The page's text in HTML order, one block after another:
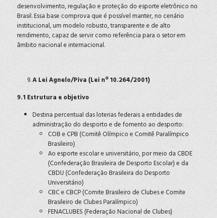
desenvolvimento, regulação e proteção do esporte eletrônico no
Brasil. Essa base comprova que é possível manter, no cenário
institucional, um modelo robusto, transparente e de alto
rendimento, capaz de servir como referência para o setor em
âmbito nacional e internacional.
A Lei Agnelo/Piva (Lei nº 10.264/2001)
9.1 Estrutura e objetivo
Destina percentual das loterias federais a entidades de
administração do desporto e de fomento ao desporto:
COB e CPB (Comitê Olímpico e Comitê Paralímpico
Brasileiro)
Ao esporte escolar e universitário, por meio da CBDE
(Confederação Brasileira de Desporto Escolar) e da
CBDU (Confederação Brasileira do Desporto
Universitário)
CBC e CBCP (Comite Brasileiro de Clubes e Comite
Brasileiro de Clubes Paralímpico)
FENACLUBES (Federação Nacional de Clubes)